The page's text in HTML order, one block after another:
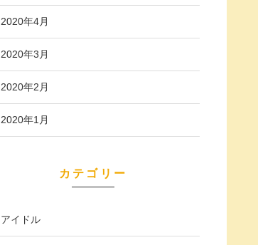
2020年4月
2020年3月
2020年2月
2020年1月
カテゴリー
アイドル